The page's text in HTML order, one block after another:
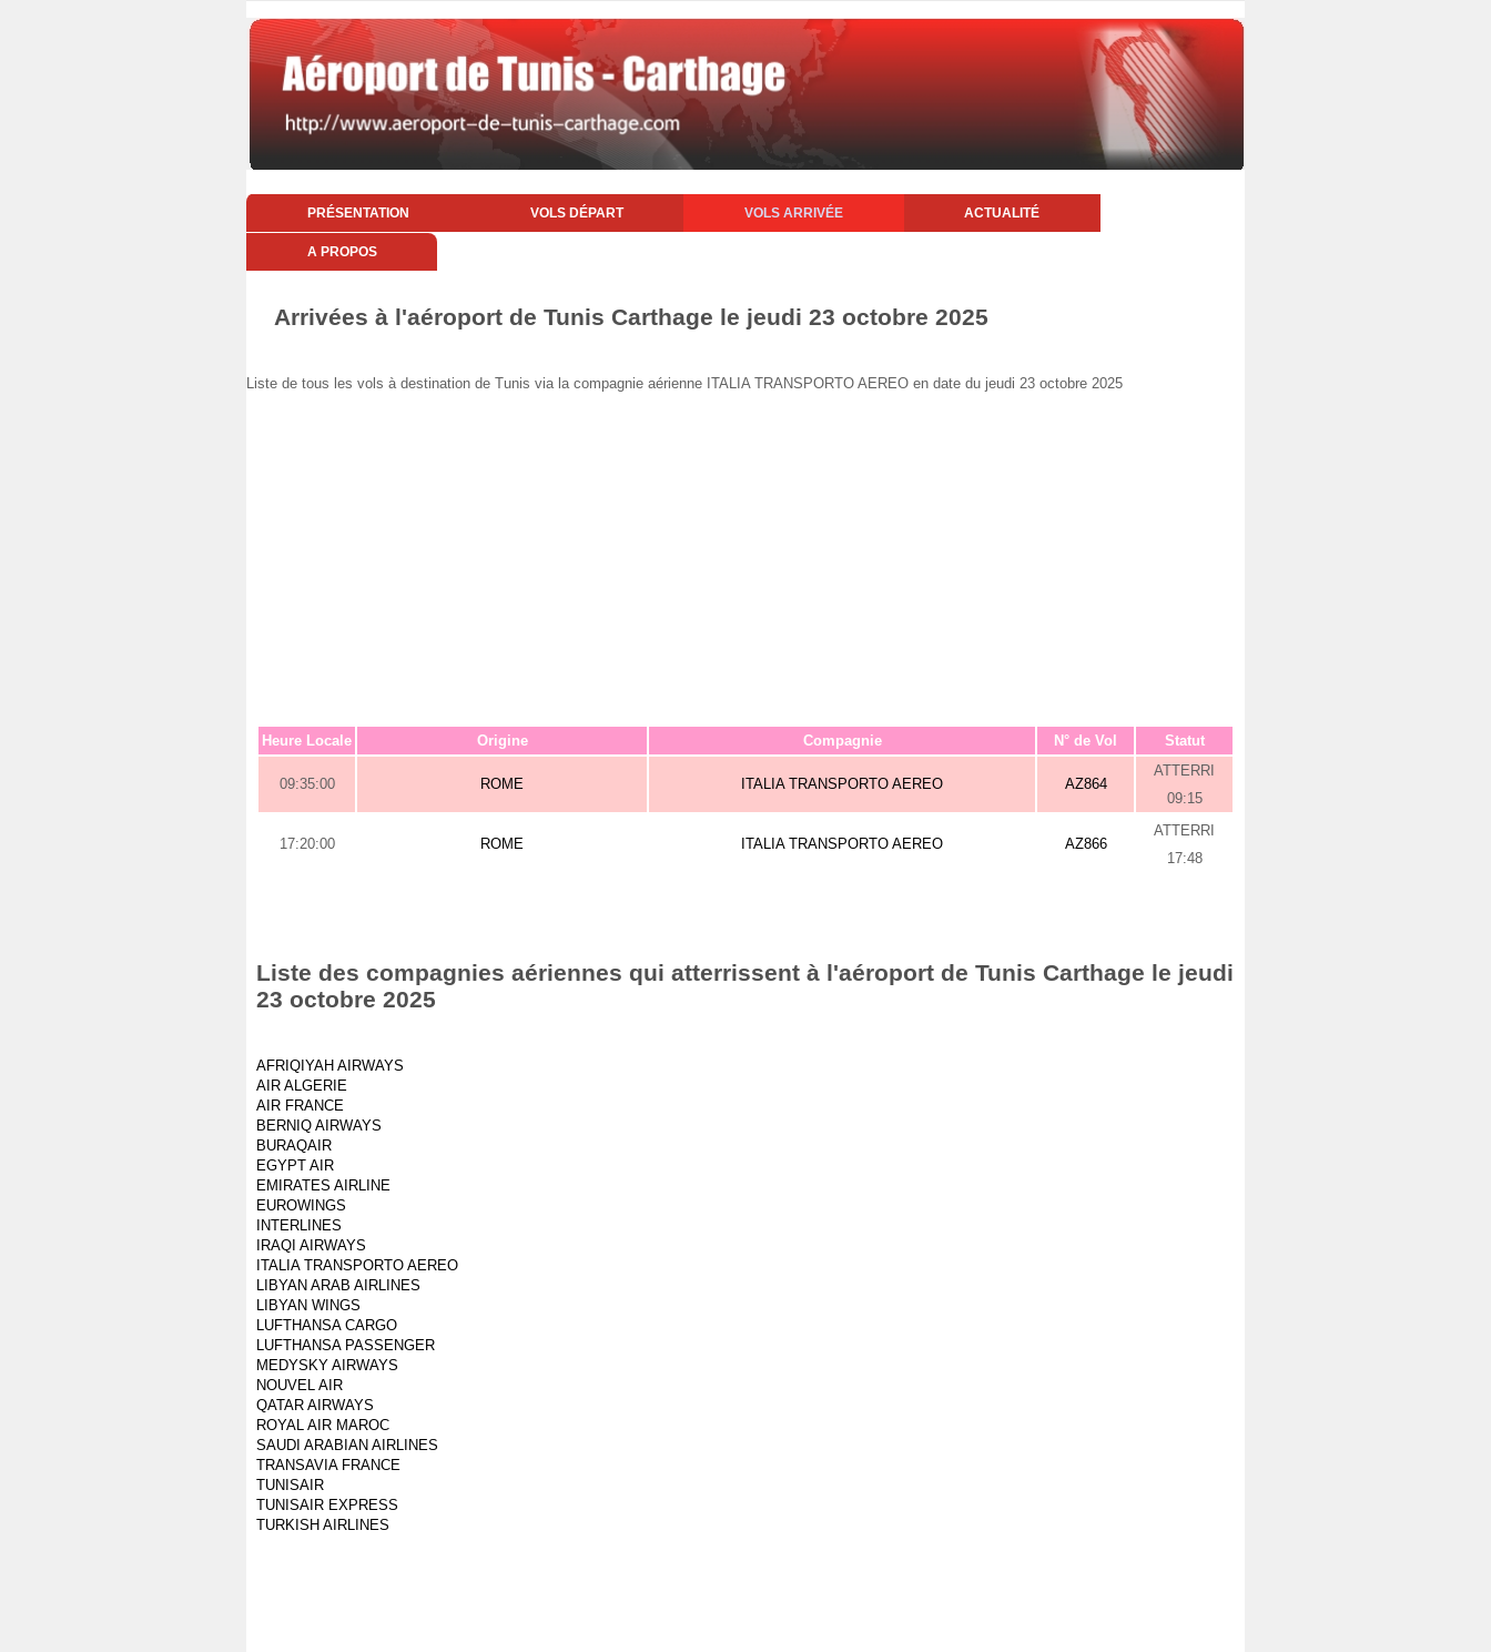
PRÉSENTATION VOLS DÉPART VOLS ARRIVÉE ACTUALITÉ
A PROPOS
Arrivées à l'aéroport de Tunis Carthage le jeudi 23 octobre 2025
Liste de tous les vols à destination de Tunis via la compagnie aérienne ITALIA TRANSPORTO AEREO en date du jeudi 23 octobre 2025
Heure Locale Origine Compagnie N° de Vol Statut
09:35:00 ROME ITALIA TRANSPORTO AEREO AZ864
ATTERRI
09:15
17:20:00 ROME ITALIA TRANSPORTO AEREO AZ866
ATTERRI
17:48
Liste des compagnies aériennes qui atterrissent à l'aéroport de Tunis Carthage le jeudi
23 octobre 2025
AFRIQIYAH AIRWAYS
AIR ALGERIE
AIR FRANCE
BERNIQ AIRWAYS
BURAQAIR
EGYPT AIR
EMIRATES AIRLINE
EUROWINGS
INTERLINES
IRAQI AIRWAYS
ITALIA TRANSPORTO AEREO
LIBYAN ARAB AIRLINES
LIBYAN WINGS
LUFTHANSA CARGO
LUFTHANSA PASSENGER
MEDYSKY AIRWAYS
NOUVEL AIR
QATAR AIRWAYS
ROYAL AIR MAROC
SAUDI ARABIAN AIRLINES
TRANSAVIA FRANCE
TUNISAIR
TUNISAIR EXPRESS
TURKISH AIRLINES